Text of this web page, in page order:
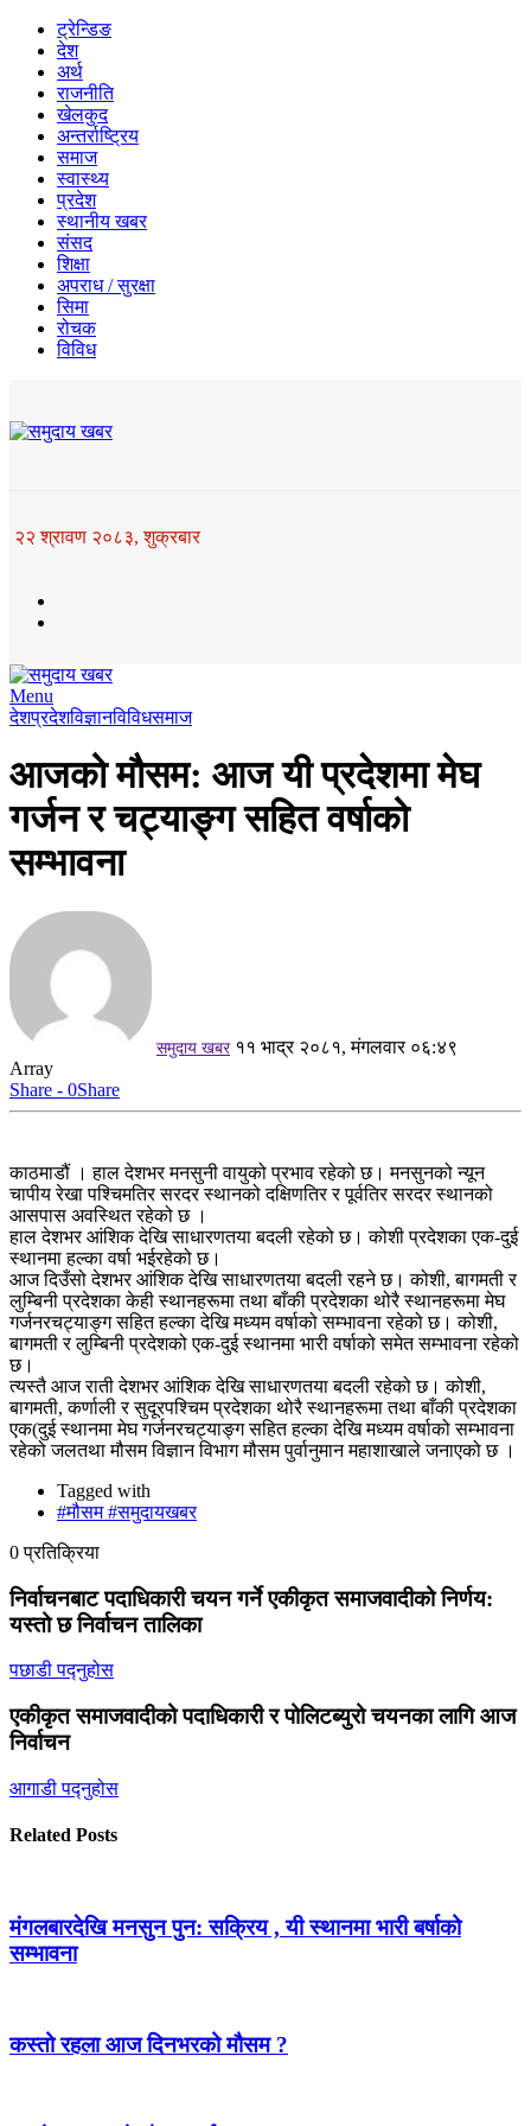
ट्रेन्डिङ
देश
अर्थ
राजनीति
खेलकुद
अन्तर्राष्ट्रिय
समाज
स्वास्थ्य
प्रदेश
स्थानीय खबर
संसद
शिक्षा
अपराध / सुरक्षा
सिमा
रोचक
विविध
२२ श्रावण २०८३, शुक्रबार
Menu
देशप्रदेशविज्ञानविविधसमाज
आजको मौसम: आज यी प्रदेशमा मेघ
गर्जन र चट्याङ्ग सहित वर्षाको
सम्भावना
समुदाय खबर ११ भाद्र २०८१, मंगलवार ०६:४९
Array
Share - 0Share
काठमाडौं । हाल देशभर मनसुनी वायुको प्रभाव रहेको छ। मनसुनको न्यून
चापीय रेखा पश्चिमतिर सरदर स्थानको दक्षिणतिर र पूर्वतिर सरदर स्थानको
आसपास अवस्थित रहेको छ ।
हाल देशभर आंशिक देखि साधारणतया बदली रहेको छ। कोशी प्रदेशका एक-दुई
स्थानमा हल्का वर्षा भईरहेको छ।
आज दिउँसो देशभर आंशिक देखि साधारणतया बदली रहने छ। कोशी, बागमती र
लुम्बिनी प्रदेशका केही स्थानहरूमा तथा बाँकी प्रदेशका थोरै स्थानहरूमा मेघ
गर्जनरचट्याङ्ग सहित हल्का देखि मध्यम वर्षाको सम्भावना रहेको छ। कोशी,
बागमती र लुम्बिनी प्रदेशको एक-दुई स्थानमा भारी वर्षाको समेत सम्भावना रहेको
छ।
त्यस्तै आज राती देशभर आंशिक देखि साधारणतया बदली रहेको छ। कोशी,
बागमती, कर्णाली र सुदूरपश्चिम प्रदेशका थोरै स्थानहरूमा तथा बाँकी प्रदेशका
एक(दुई स्थानमा मेघ गर्जनरचट्याङ्ग सहित हल्का देखि मध्यम वर्षाको सम्भावना
रहेको जलतथा मौसम विज्ञान विभाग मौसम पुर्वानुमान महाशाखाले जनाएको छ ।
Tagged with
#मौसम #समुदायखबर
0 प्रतिक्रिया
निर्वाचनबाट पदाधिकारी चयन गर्ने एकीकृत समाजवादीको निर्णय:
यस्तो छ निर्वाचन तालिका
पछाडी पद्नुहोस
एकीकृत समाजवादीको पदाधिकारी र पोलिटब्युरो चयनका लागि आज
निर्वाचन
आगाडी पद्नुहोस
Related Posts
मंगलबारदेखि मनसुन पुन: सक्रिय , यी स्थानमा भारी बर्षाको
सम्भावना
कस्तो रहला आज दिनभरको मौसम ?